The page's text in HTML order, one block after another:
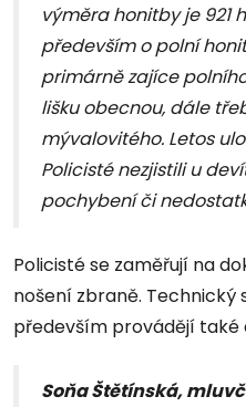
výměra honitby je 921
především o polní
primárně zajíce
lišku obecnou, dále
mývalovitého. Letos
Policisté nezjistili u
pochybení či
Policisté se zaměřují na
nošení zbraně.
především provádějí také
Soňa Štětínská, mluvčí